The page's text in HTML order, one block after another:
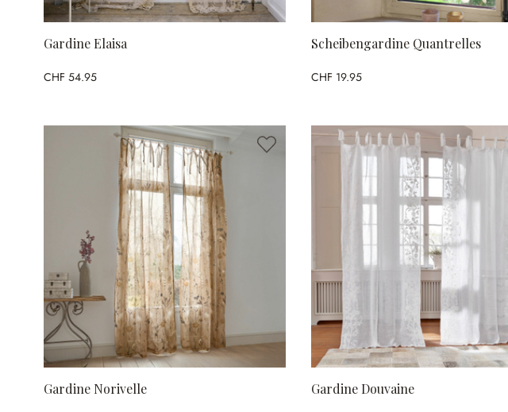
Gardine Elaisa
CHF 54.95
Scheibengardine Quantrelles
CHF 19.95
Gardine Norivelle Gardine Douvaine